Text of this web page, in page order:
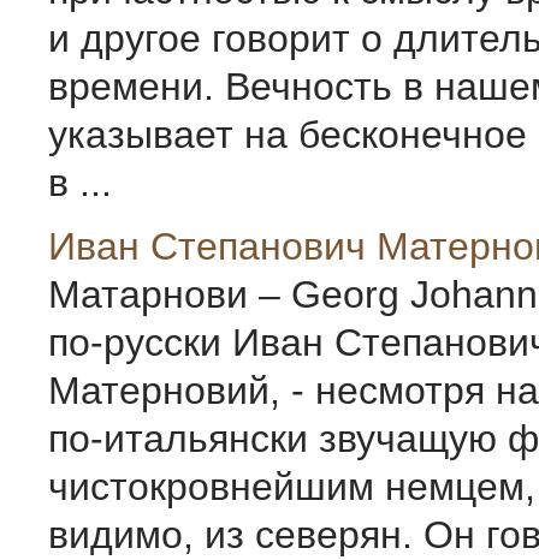
и другое говорит о
времени. Вечность в
указывает на
в ...
Иван Степанович
Матарнови – Georg
по-русски Иван
Матерновий, - несмотря
по-итальянски звучащую
чистокровнейшим
видимо, из северян. Он